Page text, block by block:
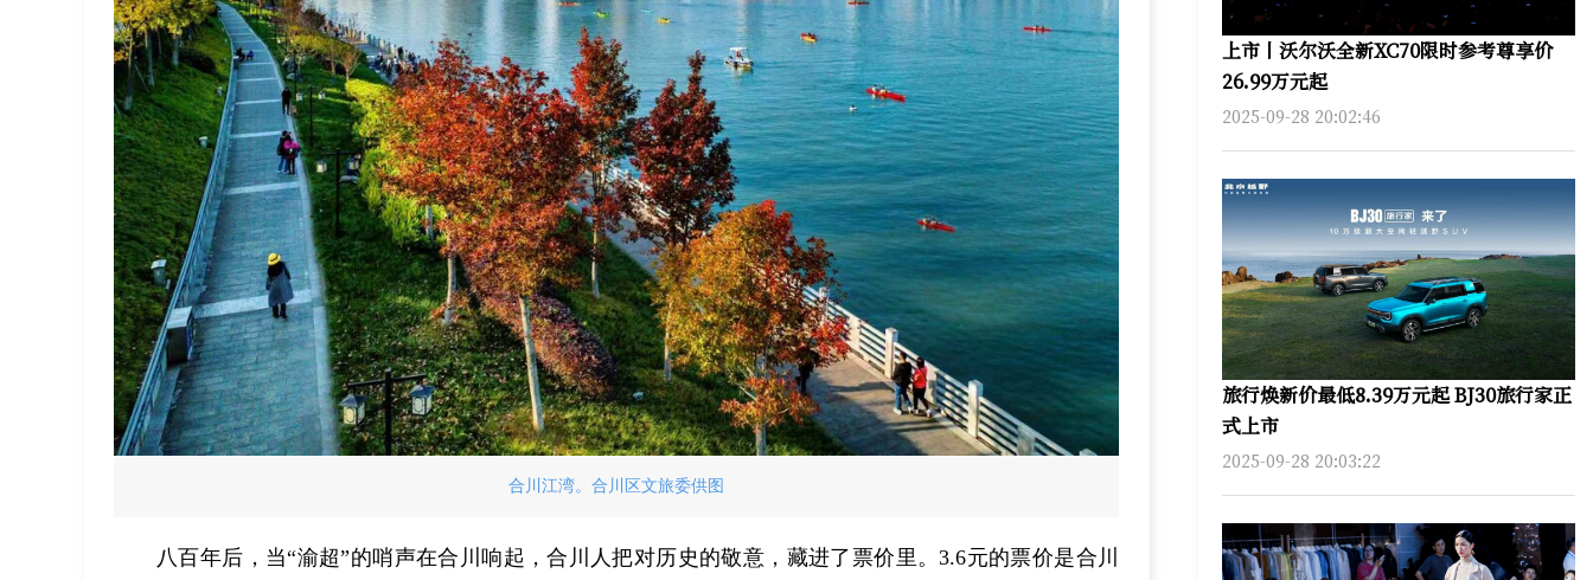
合川江湾。合川区文旅委供图
八百年后，当“渝超”的哨声在合川响起，合川人把对历史的敬意，藏进了票价里。3.6元的票价是合川
上市丨沃尔沃全新XC70限时参考尊享价
26.99万元起
2025-09-28 20:02:46
旅行焕新价最低8.39万元起 BJ30旅行家正
式上市
2025-09-28 20:03:22